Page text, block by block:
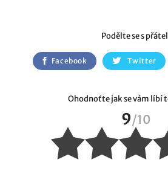
Ohodnoťte jak se vám líbí
9/10
Podělte se s
Facebook Twitter